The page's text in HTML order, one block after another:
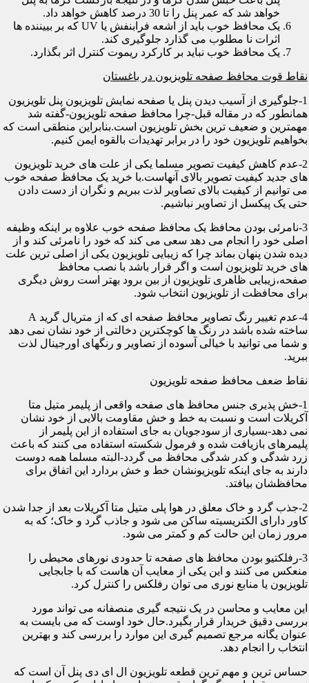
خواهد شد که عمر پنل را تا 30 درصد کاهش خواهد داد.
یک محافظ خوب باید از اشعه فرابنفش یا UV که بر بییننده ها
اثرات نا مطلوب می گذارد جلوگیری کند.
یک محافظ خوب نباید بر کارکرد ریموت کنترل اثر بگذارد.
نقاط قوت محافظ صفحه تلویزیون در باغستان
1-جلوگیری از آسیب دیدن پنل یا صفحه نمایش تلویزیون پنل تلویزیون
همانطور که در مقاله قبل-چرا محافظ صفحه تلویزیون-گفته شد
مهمترین و ضعیف ترین بخش تلویزیون است.بنابراین منطقی است که
بخواهیم تلویزیون خود را در برابر تهدیدات بالقوه ایمن کنیم.
2-عدم کاهش کیفیت تصویر مسلما یکی از علت های خرید تلویزیون
های جدید کیفیت تصویر بالای آنهاست.با خرید یک محافظ صفحه خوب
می توانیم از کیفیت بالای تصاویر لذت ببریم و نگران از دست دادن
حتی یک پیکسل از تصاویر نباشیم.
3-نامرئی بودن محافظ یک محافظ صفحه خوب علاوه بر اینکه وظیفه
اصلی خود را انجام می دهد سعی می کند که خود را نامرئی کند و از
دیده شدن پنهان بماند چرا که زیبایی تلویزیون یکی از اصلی ترین علت
های خرید تلویزیون است و اگر قرار باشد با نصب محافظ
صفحه،زیبایی ظاهری تلویزیون از بین برود بهتر است روش دیگری
برای محافظت از تلویزیون انتخاب شود.
4-عدم تغییر رنگ تصاویر محافظ صفحه ای که از متریال گرید A
ساخته شده باشد در رنگ ها کوچکترین دخالتی از خود نشان نمی دهد
و شما می توانید با خیالی آسوده از تصاویر و رنگهای اورجینال لذت
ببرید.
نقاط ضعف محافظ صفحه تلویزیون
1-خش پذیری جنس محافظ های صفحه واقعی از پلیمر متیل متا
آکریلات است و نسبت به خط و خش مقاومت بالایی از خود نشان
نمی دهد-بسیاری از سودجویان به جای استفاده از این پلیمر از
پلیمرهای بازیافت شده و فرمول شکسته استفاده می کنند که باعث
زرد شدگی و کدر شدگی محافظ می گردد-البته مسلما همه دوست
دارند به جای اینکه تلویزیونشان خط و خش بردارد این اتفاق برای
محافظشان بیافتد.
2-جذب گرد و خاک معلق در هوا پلی متیل متا آکریلات بعد از جدا شدن
کاور دارای الکتریسیته ساکن می شود و جاذب گرد و خاک؛ که به
مرور زمان این حالت کم و کمتر می شود.
3-رفلکتیو بودن محافظ های صفحه تا حدودی نورهای محیطی را
منعکس می کنند و این یکی از معایب آن هاست که با جابجایی
تلویزیون یا منابع نوری می توان رفلکس را کنترل کرد.
این معایب و محاسن در یک نتیجه گیری منصفانه می تواند مورد
بررسی دقیق خریدار قرار بگیرد.حال خود اوست که می بایست به
عنوان یگانه مرجع تصمیم گیری این موارد را بررسی کند و بهترین
انتخاب را انجام دهد.
حساس ترین و مهم ترین قطعه تلویزیون ال ای دی پنل آن است که